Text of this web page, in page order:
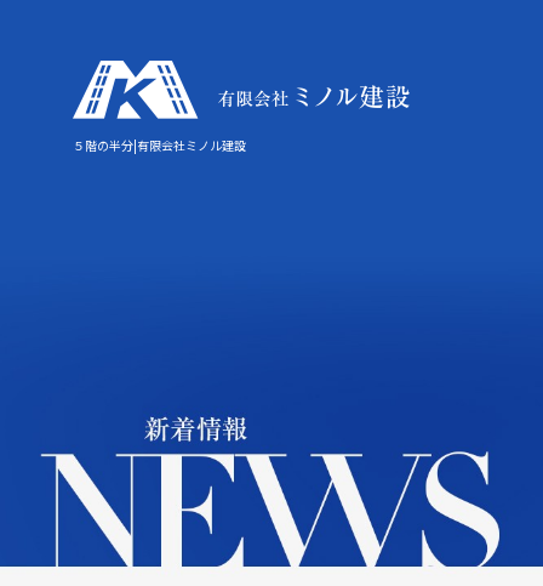
５階の半分|有限会社ミノル建設